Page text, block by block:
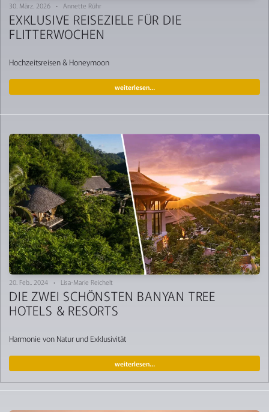
30. März. 2026 • Annette Rühr
EXKLUSIVE REISEZIELE FÜR DIE
FLITTERWOCHEN
Hochzeitsreisen & Honeymoon
weiterlesen…
20. Feb.. 2024 • Lisa-Marie Reichelt
DIE ZWEI SCHÖNSTEN BANYAN TREE
HOTELS & RESORTS
Harmonie von Natur und Exklusivität
weiterlesen…